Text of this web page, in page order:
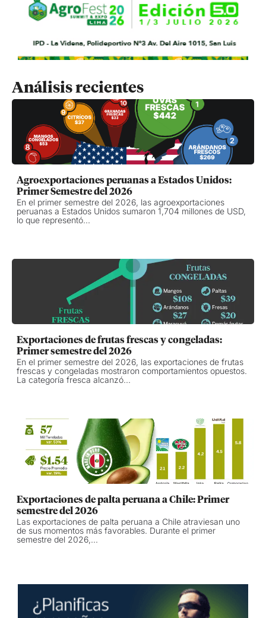
Análisis recientes
Agroexportaciones peruanas a Estados Unidos:
Primer Semestre del 2026
En el primer semestre del 2026, las agroexportaciones
peruanas a Estados Unidos sumaron 1,704 millones de USD,
lo que representó...
Exportaciones de frutas frescas y congeladas:
Primer semestre del 2026
En el primer semestre del 2026, las exportaciones de frutas
frescas y congeladas mostraron comportamientos opuestos.
La categoría fresca alcanzó...
Exportaciones de palta peruana a Chile: Primer
semestre del 2026
Las exportaciones de palta peruana a Chile atraviesan uno
de sus momentos más favorables. Durante el primer
semestre del 2026,...